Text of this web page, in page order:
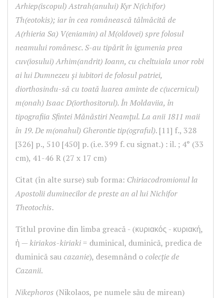
Arhiep(iscopul) Astrah(anului) Kyr N(ichifor)
Th(eotokis); iar în cea românească tălmăcită de
A(rhieria Sa) V(eniamin) al M(oldovei) spre folosul
neamului românesc. S-au tipărit în igumenia prea
cuv(iosului) Arhim(andrit) Ioann, cu cheltuiala unor robi
ai lui Dumnezeu și iubitori de folosul patriei,
diorthosindu-să cu toată luarea aminte de c(ucernicul)
m(onah) Isaac D(iorthositorul). În Moldaviia, în
tipografiia Sfintei Mănăstiri Neamțul. La anii 1811 maii
în 19. De m(onahul) Gherontie tip(ograful). [11] f., 328
[326] p., 510 [450] p. (i.e. 399 f. cu signat.) : il. ; 4° (33
cm), 41-46 R (27 x 17 cm)
Citat (în alte surse) sub forma: Chiriacodromionul la
Apostolii duminecilor de preste an al lui Nichifor
Theotochis.
Titlul provine din limba greacă - (κυριακός - κυριακή,
ἡ —kiriakos-kiriaki = duminical, duminică, predica de
duminică sau cazanie), desemnând ocolecţie de
Cazanii.
Nikephoros (Nikolaos, pe numele său de mirean)